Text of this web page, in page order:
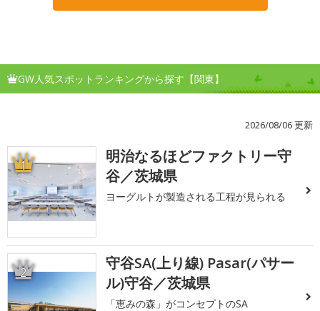
GW人気スポットランキングから探す【関東】
2026/08/06 更新
1
明治なるほどファクトリー守
谷／茨城県
ヨーグルトが製造される工程が見られる
2
守谷SA(上り線) Pasar(パサー
ル)守谷／茨城県
「恵みの森」がコンセプトのSA